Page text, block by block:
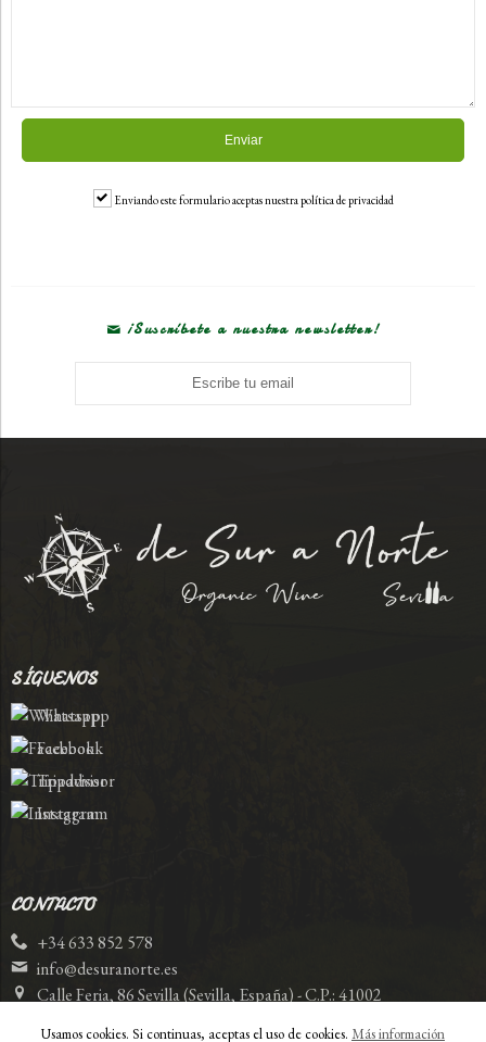
Usamos cookies. Si continuas, aceptas el uso de cookies. Más información
Enviando este formulario aceptas nuestra política de privacidad
¡Suscríbete a nuestra newsletter!
SÍGUENOS
Whatsapp
Facebook
Tripadvisor
Instagram
CONTACTO
+34 633 852 578
info@desuranorte.es
Calle Feria, 86 Sevilla (Sevilla, España) - C.P.: 41002